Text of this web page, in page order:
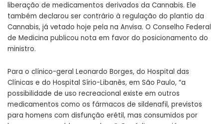
liberação de medicamentos derivados da Cannabis. Ele
também declarou ser contrário à regulação do plantio da
Cannabis, já vetado hoje pela na Anvisa. O Conselho Federal
de Medicina publicou nota em favor do posicionamento do
ministro.
Para o clínico-geral Leonardo Borges, do Hospital das
Clínicas e do Hospital Sírio-Libanês, em São Paulo, “a
possibilidade de uso recreacional existe em outros
medicamentos como os fármacos de sildenafil, previstos
para homens com disfunção erétil, mas consumidos por